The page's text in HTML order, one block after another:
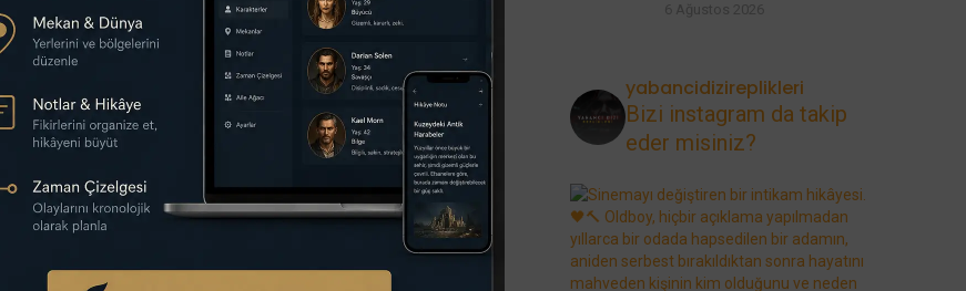
yabancidizireplikleri
Bizi instagram da takip
eder misiniz?